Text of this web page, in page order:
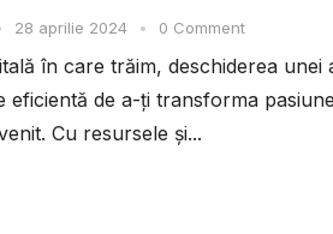
28 aprilie 2024 • 0 Comment
în care trăim, deschiderea
eficientă de a-ți transforma
Cu resursele și...